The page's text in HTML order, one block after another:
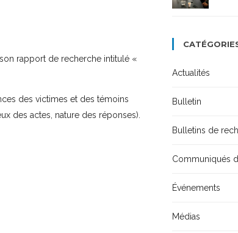
rapport de recherche intitulé «
des victimes et des témoins
des actes, nature des réponses).
Actualités
Bulletin
Bulletins de
Communiqués
Événements
Médias